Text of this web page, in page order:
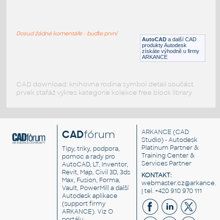
DWG Spojovací součástiAutoCAD a další CAD
produkty Autodesk
získáte výhodně u firmy
ARKANCE
Dosud žádné komentáře - buďte první
CAD download: knihovna rodina symbol detail součást
prvek stafáž výkres kategorie kolekce free block library
CADfórum
Tipy, triky, podpora,
pomoc a rady pro
AutoCAD, LT, Inventor,
Revit, Map, Civil 3D, 3ds
Max, Fusion, Forma,
Vault, PowerMill a další
Autodesk aplikace
(support firmy
ARKANCE). VizO
ARKANCE (CAD
Studio) - Autodesk
Platinum Partner &
Training Center &
Services Partner
KONTAKT:
| tel. +420 910 970 111